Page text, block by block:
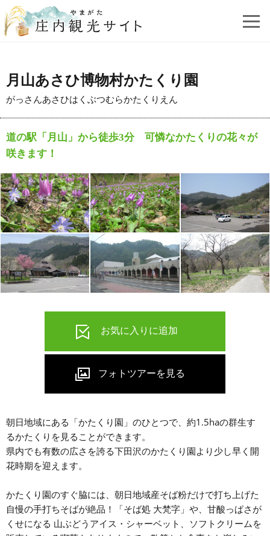
月山あさひ博物村かたくり園
がっさんあさひはくぶつむらかたくりえん
道の駅「月山」から徒歩3分 可憐なかたくりの花々が
咲きます！
朝日地域にある「かたくり園」のひとつで、約1.5haの群生す
るかたくりを見ることができます。
県内でも有数の広さを誇る下田沢のかたくり園より少し早く開
花時期を迎えます。
かたくり園のすぐ脇には、朝日地域産そば粉だけで打ち上げた
自慢の手打ちそばが絶品！「そば処 大梵字」や、甘酸っぱさが
くせになる 山ぶどうアイス・シャーベット、ソフトクリームを